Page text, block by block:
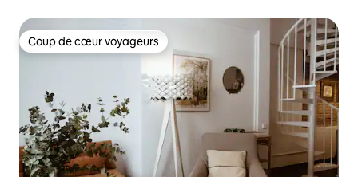
Coup de cœur voyageurs
Coup de cœur voyageurs